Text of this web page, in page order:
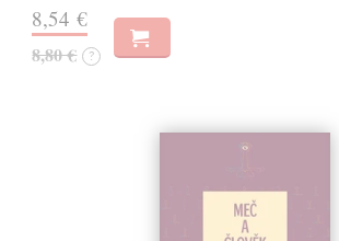
8,54 €
8,80 € ?